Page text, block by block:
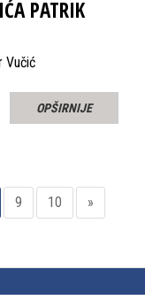
PATRIK
Vučić
OPŠIRNIJE
9 10 »